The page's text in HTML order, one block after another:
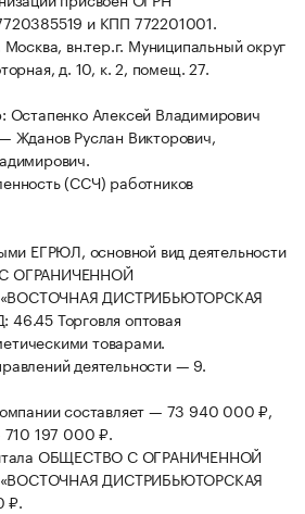
и КПП 772201001.
вн.тер.г. Муниципальный округ
д. 10, к. 2, помещ. 27.
Остапенко Алексей Владимирович
Жданов Руслан Викторович,
(ССЧ) работников
ЕГРЮЛ, основной вид деятельности
ОГРАНИЧЕННОЙ
ДИСТРИБЬЮТОРСКАЯ
Торговля оптовая
товарами.
деятельности — 9.
составляет — 73 940 000 ₽,
710 197 000 ₽.
ОБЩЕСТВО С ОГРАНИЧЕННОЙ
ДИСТРИБЬЮТОРСКАЯ
₽.